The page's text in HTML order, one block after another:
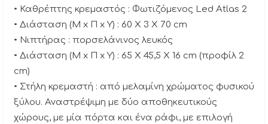
• Καθρέπτης κρεμαστός : Φωτιζόμενος Led Atlas 2
• Διάσταση (Μ x Π x Υ) : 60 X 3 Χ 70 cm
• Νιπτήρας : πορσελάνινος λευκός
• Διάσταση (Μ x Π x Υ) : 65 X 45,5 X 16 cm (προφίλ 2
cm)
• Στήλη κρεμαστή : από μελαμίνη χρώματος φυσικού
ξύλου. Αναστρέψιμη με δύο αποθηκευτικούς
χώρους, με μία πόρτα και ένα ράφι, με επιλογή